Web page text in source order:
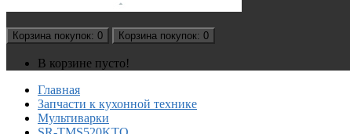
Корзина покупок: 0 Корзина покупок: 0
В корзине пусто!
Главная
Запчасти к кухонной технике
Мультиварки